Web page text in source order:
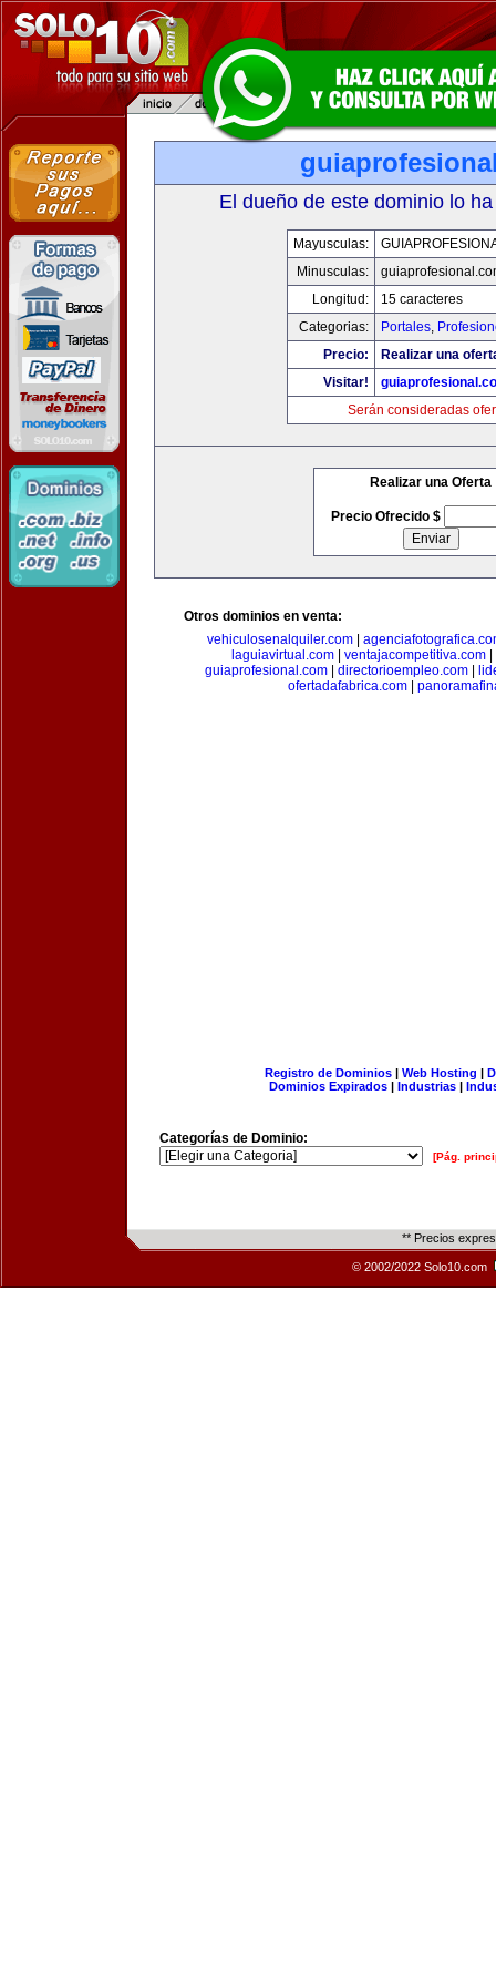
El dueño de este dominio lo
Mayusculas:
Minusculas:
Longitud:
15 caracteres
Categorias:
Portales,
Precio:
Realizar una
Visitar!
Serán consideradas
Realizar una Oferta
Precio Ofrecido $
Otros dominios en venta:
vehiculosenalquiler.com
laguiavirtual.com
ventajacompetitiva.com
guiaprofesional.com| directorioempleo.com|
ofertadafabrica.com|
Registro de Dominios| Web Hosting |
Dominios Expirados | Industrias |
Categorías de Dominio:
[Pág.
** Precios
© 2002/2022 Solo10.com